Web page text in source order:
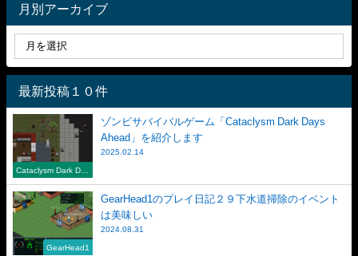
月別アーカイブ
最新投稿１０件
Cataclysm Dark Day
s Ahead
ゾンビサバイバルゲーム「Cataclysm Dark Days
Ahead」を紹介します
2025.02.14
GearHead1
GearHead1のプレイ日記２９下水道掃除のイベント
は美味しい
2024.08.31